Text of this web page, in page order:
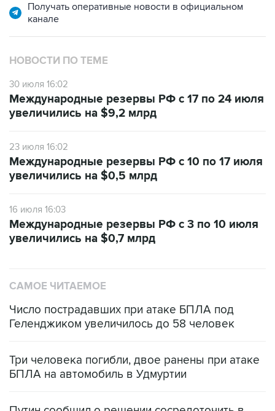
Получать оперативные новости в официальном
канале
НОВОСТИ ПО ТЕМЕ
30 июля 16:02
Международные резервы РФ с 17 по 24 июля
увеличились на $9,2 млрд
23 июля 16:02
Международные резервы РФ с 10 по 17 июля
увеличились на $0,5 млрд
16 июля 16:03
Международные резервы РФ с 3 по 10 июля
увеличились на $0,7 млрд
САМОЕ ЧИТАЕМОЕ
Число пострадавших при атаке БПЛА под
Геленджиком увеличилось до 58 человек
Три человека погибли, двое ранены при атаке
БПЛА на автомобиль в Удмуртии